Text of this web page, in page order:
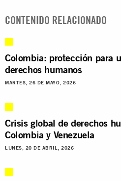
CONTENIDO RELACIONADO
Colombia: protección para
derechos humanos
MARTES, 26 DE MAYO, 2026
Crisis global de derechos
Colombia y Venezuela
LUNES, 20 DE ABRIL, 2026